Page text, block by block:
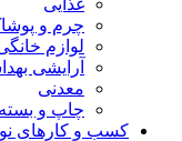
غذایی
چرم و
لوازم
آرایشی
معدنی
چاپ و
کسب و کارهای نو